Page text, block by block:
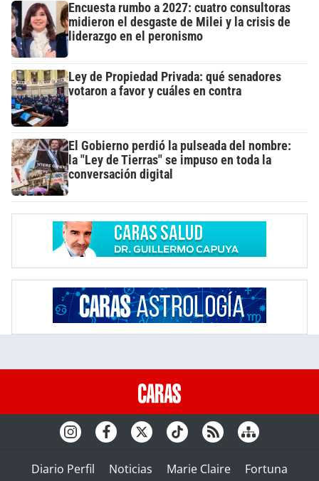
Encuesta rumbo a 2027: cuatro consultoras
midieron el desgaste de Milei y la crisis de
liderazgo en el peronismo
Ley de Propiedad Privada: qué senadores
votaron a favor y cuáles en contra
El Gobierno perdió la pulseada del nombre:
la "Ley de Tierras" se impuso en toda la
conversación digital
Diario Perfil Noticias Marie Claire Fortuna